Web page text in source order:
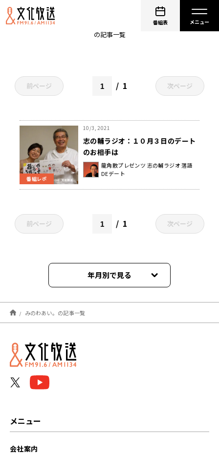
番組表
の記事一覧
前ページ 1 次ページ
番組レポ
10/3, 2021
志の輔ラジオ：１０月３日のデート
のお相手は
龍角散プレゼンツ 志の輔ラジオ 落語
DEデート
前ページ 1 次ページ
年月別で見る
2021年10月
みのわあい。の記事一覧
メニュー
会社案内